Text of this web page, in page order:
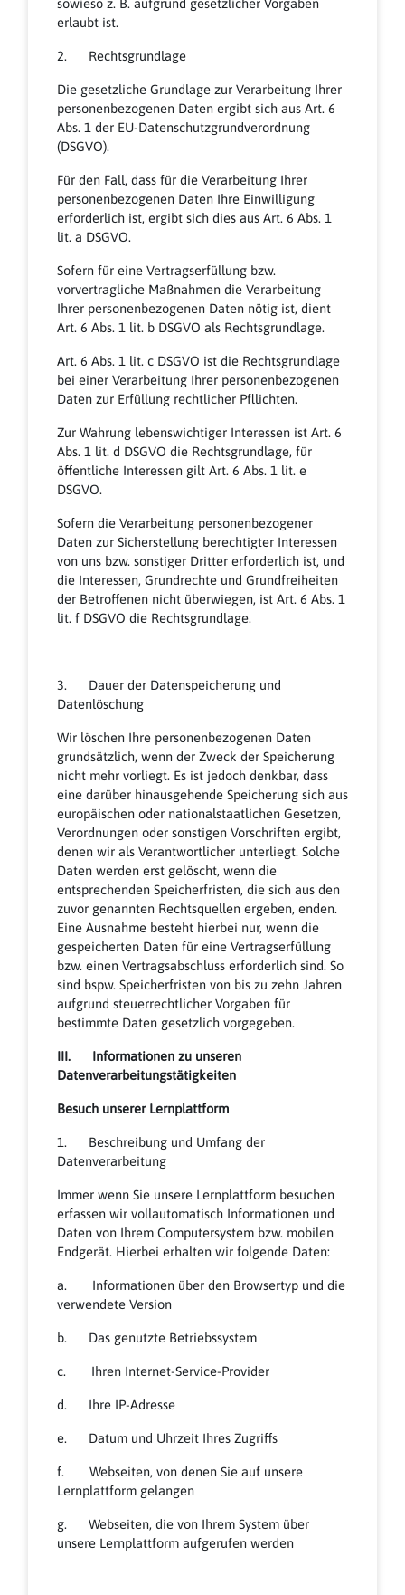
sowieso z. B. aufgrund gesetzlicher Vorgaben
erlaubt ist.
2. Rechtsgrundlage
Die gesetzliche Grundlage zur Verarbeitung Ihrer
personenbezogenen Daten ergibt sich aus Art. 6
Abs. 1 der EU-Datenschutzgrundverordnung
(DSGVO).
Für den Fall, dass für die Verarbeitung Ihrer
personenbezogenen Daten Ihre Einwilligung
erforderlich ist, ergibt sich dies aus Art. 6 Abs. 1
lit. a DSGVO.
Sofern für eine Vertragserfüllung bzw.
vorvertragliche Maßnahmen die Verarbeitung
Ihrer personenbezogenen Daten nötig ist, dient
Art. 6 Abs. 1 lit. b DSGVO als Rechtsgrundlage.
Art. 6 Abs. 1 lit. c DSGVO ist die Rechtsgrundlage
bei einer Verarbeitung Ihrer personenbezogenen
Daten zur Erfüllung rechtlicher Pfllichten.
Zur Wahrung lebenswichtiger Interessen ist Art. 6
Abs. 1 lit. d DSGVO die Rechtsgrundlage, für
öffentliche Interessen gilt Art. 6 Abs. 1 lit. e
DSGVO.
Sofern die Verarbeitung personenbezogener
Daten zur Sicherstellung berechtigter Interessen
von uns bzw. sonstiger Dritter erforderlich ist, und
die Interessen, Grundrechte und Grundfreiheiten
der Betroffenen nicht überwiegen, ist Art. 6 Abs. 1
lit. f DSGVO die Rechtsgrundlage.
3. Dauer der Datenspeicherung und
Datenlöschung
Wir löschen Ihre personenbezogenen Daten
grundsätzlich, wenn der Zweck der Speicherung
nicht mehr vorliegt. Es ist jedoch denkbar, dass
eine darüber hinausgehende Speicherung sich aus
europäischen oder nationalstaatlichen Gesetzen,
Verordnungen oder sonstigen Vorschriften ergibt,
denen wir als Verantwortlicher unterliegt. Solche
Daten werden erst gelöscht, wenn die
entsprechenden Speicherfristen, die sich aus den
zuvor genannten Rechtsquellen ergeben, enden.
Eine Ausnahme besteht hierbei nur, wenn die
gespeicherten Daten für eine Vertragserfüllung
bzw. einen Vertragsabschluss erforderlich sind. So
sind bspw. Speicherfristen von bis zu zehn Jahren
aufgrund steuerrechtlicher Vorgaben für
bestimmte Daten gesetzlich vorgegeben.
III. Informationen zu unseren
Datenverarbeitungstätigkeiten
Besuch unserer Lernplattform
1. Beschreibung und Umfang der
Datenverarbeitung
Immer wenn Sie unsere Lernplattform besuchen
erfassen wir vollautomatisch Informationen und
Daten von Ihrem Computersystem bzw. mobilen
Endgerät. Hierbei erhalten wir folgende Daten:
a. Informationen über den Browsertyp und die
verwendete Version
b. Das genutzte Betriebssystem
c. Ihren Internet-Service-Provider
d. Ihre IP-Adresse
e. Datum und Uhrzeit Ihres Zugriffs
f. Webseiten, von denen Sie auf unsere
Lernplattform gelangen
g. Webseiten, die von Ihrem System über
unsere Lernplattform aufgerufen werden